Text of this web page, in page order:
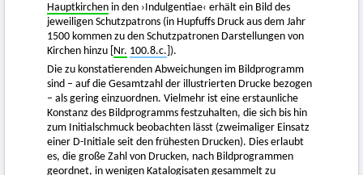
Hauptkirchen in den ›Indulgentiae‹ erhält ein Bild des
jeweiligen Schutzpatrons (in Hupfuffs Druck aus dem Jahr
1500 kommen zu den Schutzpatronen Darstellungen von
Kirchen hinzu [ Nr. 100.8.c. ]).
Die zu konstatierenden Abweichungen im Bildprogramm
sind – auf die Gesamtzahl der illustrierten Drucke bezogen
– als gering einzuordnen. Vielmehr ist eine erstaunliche
Konstanz des Bildprogramms festzuhalten, die sich bis hin
zum Initialschmuck beobachten lässt (zweimaliger Einsatz
einer D-Initiale seit den frühesten Drucken). Dies erlaubt
es, die große Zahl von Drucken, nach Bildprogrammen
geordnet, in wenigen Katalogisaten gesammelt zu